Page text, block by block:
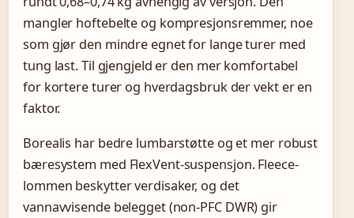
mangler hoftebelte og kompresjonsremmer, noe
som gjør den mindre egnet for lange turer med
tung last. Til gjengjeld er den mer komfortabel
for kortere turer og hverdagsbruk der vekt er en
faktor.
Borealis har bedre lumbarstøtte og et mer robust
bæresystem med FlexVent-suspensjon. Fleece-
lommen beskytter verdisaker, og det
vannavvisende belegget (non-PFC DWR) gir